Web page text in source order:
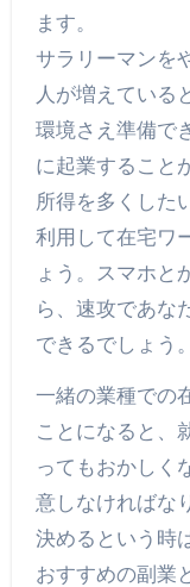
ます。
サラリーマンを
人が増えている
環境さえ準備で
に起業すること
所得を多くした
利用して在宅ワ
ょう。スマホと
ら、速攻であな
できるでしょう。
一緒の業種での
ことになると、
ってもおかしく
意しなければな
決めるという時
おすすめの副業